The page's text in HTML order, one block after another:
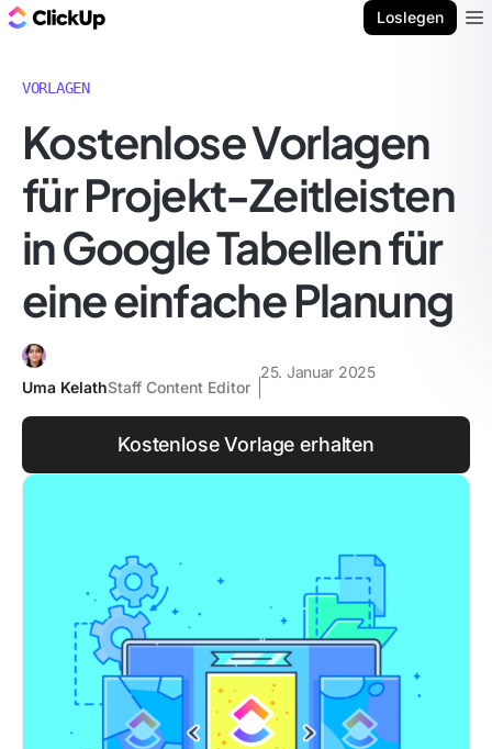
Loslegen
VORLAGEN
Kostenlose Vorlagen
für Projekt-Zeitleisten
in Google Tabellen für
eine einfache Planung
Uma KelathStaff Content Editor
25. Januar 2025
Kostenlose Vorlage erhalten